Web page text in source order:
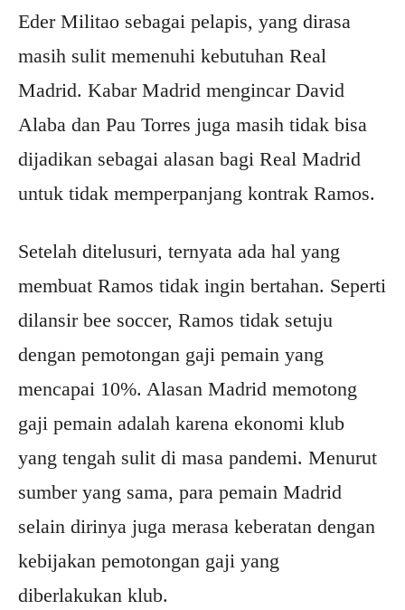
Eder Militao sebagai pelapis, yang dirasa
masih sulit memenuhi kebutuhan Real
Madrid. Kabar Madrid mengincar David
Alaba dan Pau Torres juga masih tidak bisa
dijadikan sebagai alasan bagi Real Madrid
untuk tidak memperpanjang kontrak Ramos.
Setelah ditelusuri, ternyata ada hal yang
membuat Ramos tidak ingin bertahan. Seperti
dilansir bee soccer, Ramos tidak setuju
dengan pemotongan gaji pemain yang
mencapai 10%. Alasan Madrid memotong
gaji pemain adalah karena ekonomi klub
yang tengah sulit di masa pandemi. Menurut
sumber yang sama, para pemain Madrid
selain dirinya juga merasa keberatan dengan
kebijakan pemotongan gaji yang
diberlakukan klub.